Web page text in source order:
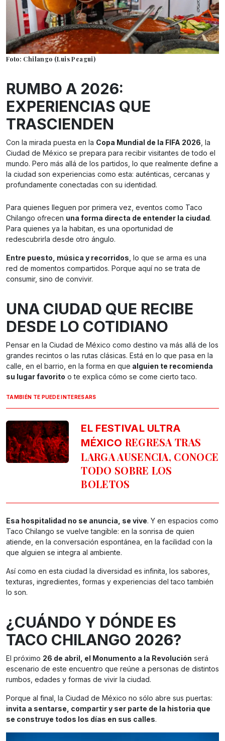
Foto: Chilango (Luis Peagui)
RUMBO A 2026:
EXPERIENCIAS QUE
TRASCIENDEN
Con la mirada puesta en la Copa Mundial de la FIFA 2026 , la
Ciudad de México se prepara para recibir visitantes de todo el
mundo. Pero más allá de los partidos, lo que realmente define a
la ciudad son experiencias como esta: auténticas, cercanas y
profundamente conectadas con su identidad.
Para quienes lleguen por primera vez, eventos como Taco
Chilango ofrecen una forma directa de entender la ciudad.
Para quienes ya la habitan, es una oportunidad de
redescubrirla desde otro ángulo.
Entre puesto, música y recorridos , lo que se arma es una
red de momentos compartidos. Porque aquí no se trata de
consumir, sino de convivir.
UNA CIUDAD QUE RECIBE
DESDE LO COTIDIANO
Pensar en la Ciudad de México como destino va más allá de los
grandes recintos o las rutas clásicas. Está en lo que pasa en la
calle, en el barrio, en la forma en que alguien te recomienda
su lugar favorito o te explica cómo se come cierto taco.
TAMBIÉN TE PUEDE INTERESARS
EL FESTIVAL ULTRA
MÉXICO REGRESA TRAS
LARGA AUSENCIA, CONOCE
TODO SOBRE LOS
BOLETOS
Esa hospitalidad no se anuncia, se vive. Y en espacios como
Taco Chilango se vuelve tangible: en la sonrisa de quien
atiende, en la conversación espontánea, en la facilidad con la
que alguien se integra al ambiente.
Así como en esta ciudad la diversidad es infinita, los sabores,
texturas, ingredientes, formas y experiencias del taco también
lo son.
¿CUÁNDO Y DÓNDE ES
TACO CHILANGO 2026?
El próximo 26 de abril, el Monumento a la Revolución será
escenario de este encuentro que reúne a personas de distintos
rumbos, edades y formas de vivir la ciudad.
Porque al final, la Ciudad de México no sólo abre sus puertas:
invita a sentarse, compartir y ser parte de la historia que
se construye todos los días en sus calles.